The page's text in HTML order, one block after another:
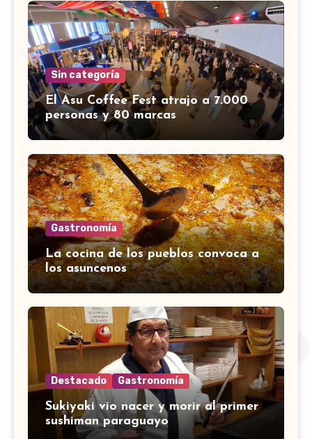
Sin categoría
El Asu Coffee Fest atrajo a 7.000
personas y 80 marcas
Gastronomía
La cocina de los pueblos convoca a
los asuncenos
Destacado Gastronomía
Sukiyaki vio nacer y morir al primer
sushiman paraguayo